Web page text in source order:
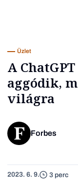
Üzlet
A
aggódik,
világra
Forbes
2023. 6. 9. 3 perc